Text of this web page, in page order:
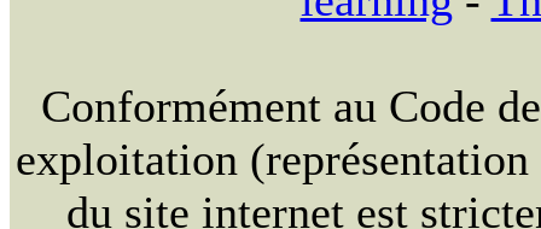
Conformément au Code
exploitation
du site internet est